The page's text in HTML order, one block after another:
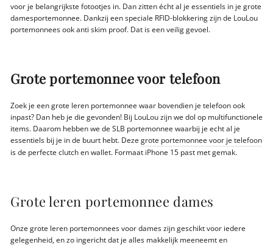
voor je belangrijkste fotootjes in. Dan zitten écht al je essentiels in je grote
damesportemonnee. Dankzij een speciale RFID-blokkering zijn de LouLou
portemonnees ook anti skim proof. Dat is een veilig gevoel.
Grote portemonnee voor telefoon
Zoek je een grote leren portemonnee waar bovendien je telefoon ook
inpast? Dan heb je die gevonden! Bij LouLou zijn we dol op multifunctionele
items. Daarom hebben we de SLB portemonnee waarbij je echt al je
essentiels bij je in de buurt hebt. Deze grote portemonnee voor je telefoon
is de perfecte clutch en wallet. Formaat iPhone 15 past met gemak.
Grote leren portemonnee dames
Onze grote leren portemonnees voor dames zijn geschikt voor iedere
gelegenheid, en zo ingericht dat je alles makkelijk meeneemt en